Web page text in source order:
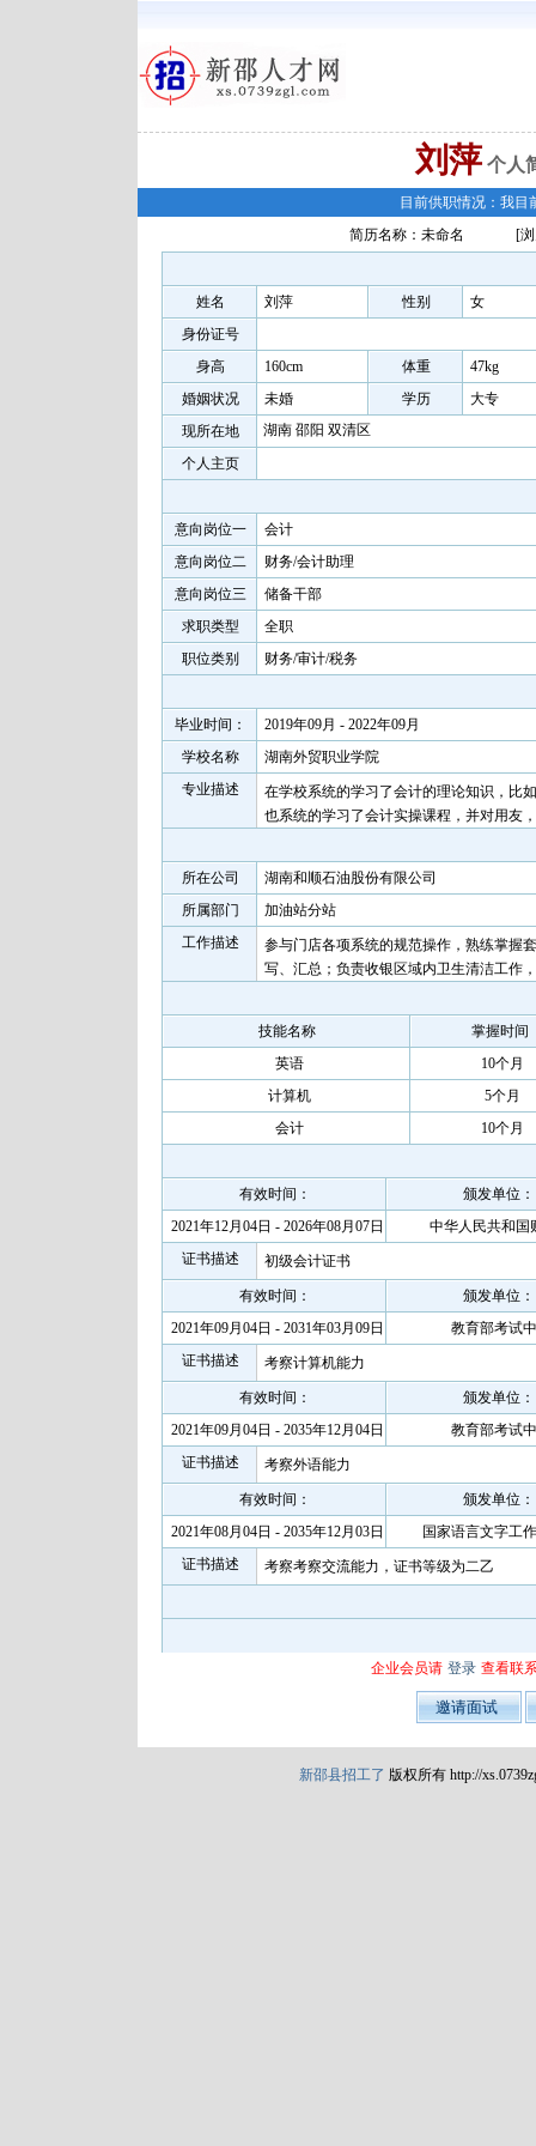
刘萍 个人
目前供职情况：我目
简历名称：未命名
[
姓名 刘萍 性别
女
身份证号
身高
160cm 体重
47kg
婚姻状况
未婚 学历
大专
现所在地
湖南 邵阳 双清区
个人主页
意向岗位一
会计
意向岗位二
财务/会计助理
意向岗位三
储备干部
求职类型
全职
职位类别
财务/审计/税务
毕业时间：
2019年09月 - 2022年09月
学校名称
湖南外贸职业学院
专业描述
在学校系统的学习了会计的理论知识，比
也系统的学习了会计实操课程，并对用友
所在公司
湖南和顺石油股份有限公司
所属部门
加油站分站
工作描述
参与门店各项系统的规范操作，熟练掌握
写、汇总；负责收银区域内卫生清洁工作
技能名称
掌握时间
英语
10个月
计算机
5个月
会计
10个月
有效时间：
颁发单位：
2021年12月04日 - 2026年08月07日
中华人民共和国
证书描述
初级会计证书
有效时间：
颁发单位：
2021年09月04日 - 2031年03月09日
教育部考试
证书描述
考察计算机能力
有效时间：
颁发单位：
2021年09月04日 - 2035年12月04日
教育部考试
证书描述
考察外语能力
有效时间：
颁发单位：
2021年08月04日 - 2035年12月03日
国家语言文字工
证书描述
考察考察交流能力，证书等级为二乙
企业会员请 登录 查看联
新邵县招工了 版权所有 http://